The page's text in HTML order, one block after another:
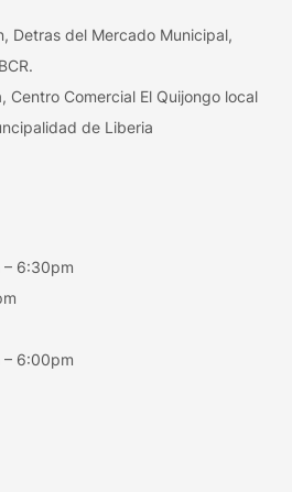
Detras del Mercado Municipal,
Centro Comercial El Quijongo local
de Liberia
– 6:30pm
– 6:00pm